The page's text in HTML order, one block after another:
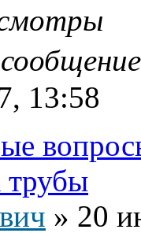
13:58
трубы
» 20